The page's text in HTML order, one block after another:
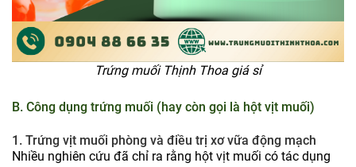
Trứng muối Thịnh Thoa giá sỉ
B. Công dụng trứng muối (hay còn gọi là hột vịt muối)
1. Trứng vịt muối phòng và điều trị xơ vữa động mạch
Nhiều nghiên cứu đã chỉ ra rằng hột vịt muối có tác dụng